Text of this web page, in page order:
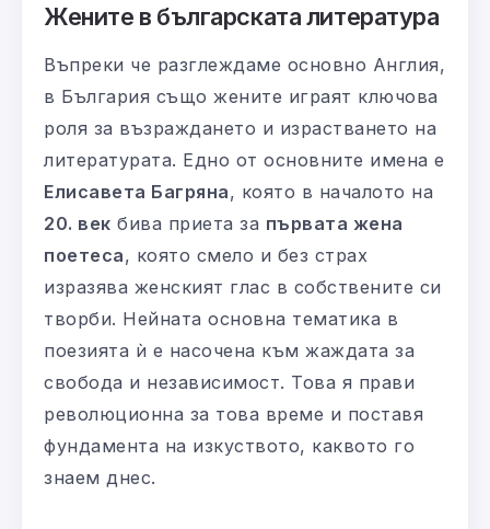
Жените в българската литература
Въпреки че разглеждаме основно Англия,
в България също жените играят ключова
роля за възраждането и израстването на
литературата. Едно от основните имена е
Елисавета Багряна, която в началото на
20. век бива приета за първата жена
поетеса, която смело и без страх
изразява женският глас в собствените си
творби. Нейната основна тематика в
поезията ѝ е насочена към жаждата за
свобода и независимост. Това я прави
революционна за това време и поставя
фундамента на изкуството, каквото го
знаем днес.